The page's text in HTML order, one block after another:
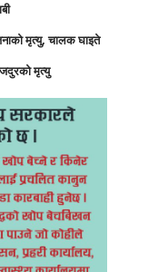
मृत्यु, चालक घाइते
मृत्यु